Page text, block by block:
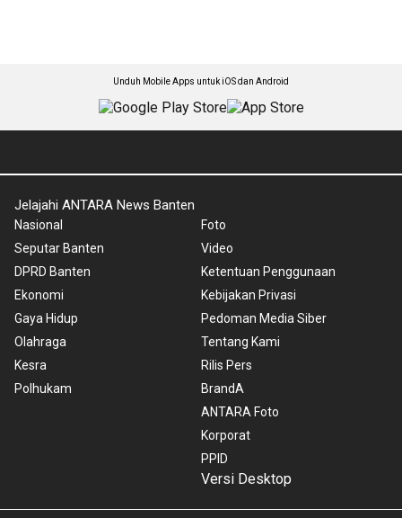
Unduh Mobile Apps untuk iOS dan Android
Jelajahi ANTARA News Banten
Nasional
Seputar Banten
DPRD Banten
Ekonomi
Gaya Hidup
Olahraga
Kesra
Polhukam
Foto
Video
Ketentuan Penggunaan
Kebijakan Privasi
Pedoman Media Siber
Tentang Kami
Rilis Pers
BrandA
ANTARA Foto
Korporat
PPID
Versi Desktop